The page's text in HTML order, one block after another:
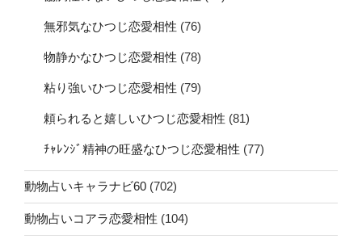
無邪気なひつじ恋愛相性 (76)
物静かなひつじ恋愛相性 (78)
粘り強いひつじ恋愛相性 (79)
頼られると嬉しいひつじ恋愛相性 (81)
ﾁｬﾚﾝｼﾞ精神の旺盛なひつじ恋愛相性 (77)
動物占いキャラナビ60 (702)
動物占いコアラ恋愛相性 (104)